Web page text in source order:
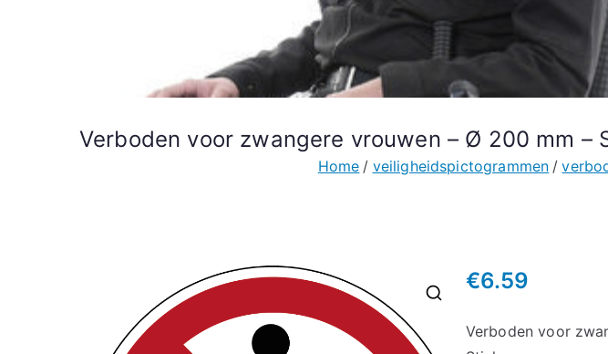
Verboden voor zwangere vrouwen – Ø 200 mm –
Home veiligheidspictogrammen
€6.59
Verboden voor